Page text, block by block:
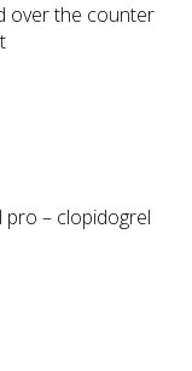
over the counter
pro – clopidogrel